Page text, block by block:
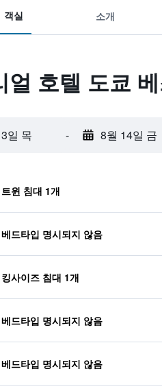
객실 소개
얼 호텔 도쿄
일 목 - 8월 14일 금
윈 침대 1개
드타입 명시되지 않음
사이즈 침대 1개
드타입 명시되지 않음
드타입 명시되지 않음